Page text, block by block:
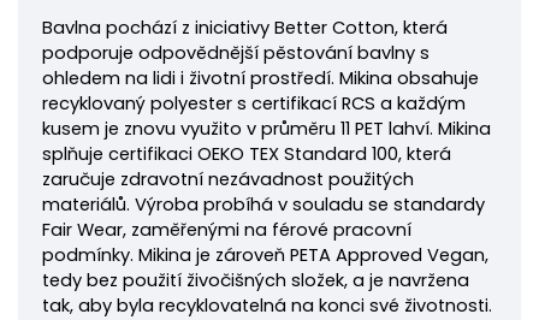
Bavlna pochází z iniciativy Better Cotton, která
podporuje odpovědnější pěstování bavlny s
ohledem na lidi i životní prostředí. Mikina obsahuje
recyklovaný polyester s certifikací RCS a každým
kusem je znovu využito v průměru 11 PET lahví. Mikina
splňuje certifikaci OEKO TEX Standard 100, která
zaručuje zdravotní nezávadnost použitých
materiálů. Výroba probíhá v souladu se standardy
Fair Wear, zaměřenými na férové pracovní
podmínky. Mikina je zároveň PETA Approved Vegan,
tedy bez použití živočišných složek, a je navržena
tak, aby byla recyklovatelná na konci své životnosti.